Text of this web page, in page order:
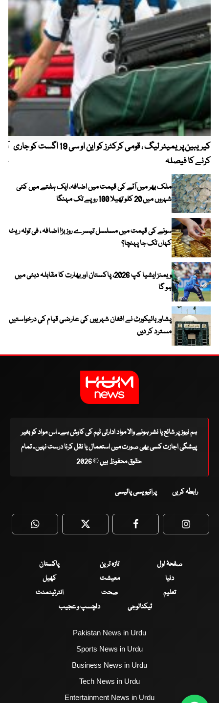
کیریبین پریمیئر لیگ ، قومی کرکٹرز کو این او سی 19 اگست کو جاری
کرنے کا فیصلہ
ملک بھر میں آٹے کی قیمت میں اضافہ، ایک ہفتے میں کئی
شہروں میں 20 کلو تھیلا 100 روپے تک مہنگا
سونے کی قیمت میں مسلسل تیسرے روز بڑا اضافہ ، فی تولہ ریٹ
کہاں تک جا پہنچا؟
ویمنز ایشیا کپ 2026، پاکستان اور بھارت کا مقابلہ دبئی میں
ہو گا
پشاور ہائیکورٹ نے افغان شہریوں کی عارضی قیام کی درخواستیں
مسترد کر دیں
ہم نیوز پر شائع یا نشر ہونے والا مواد ادارتی ٹیم کی کاوش ہے۔ اس مواد کو بغیر
پیشگی اجازت کسی بھی صورت میں استعمال یا نقل کرنا درست نہیں۔ تمام
حقوق محفوظ ہیں © 2026
رابطہ کریں پرائیویسی پالیسی
WhatsApp Twitter Facebook
صفحۂ اول تازہ ترین
پاکستان
دنیا
معیشت
کھیل
تعلیم
صحت
انٹرٹینمنٹ
ٹیکنالوجی
دلچسپ و عجیب
Pakistan News in Urdu
Sports News in Urdu
Business News in Urdu
Tech News in Urdu
Entertainment News in Urdu